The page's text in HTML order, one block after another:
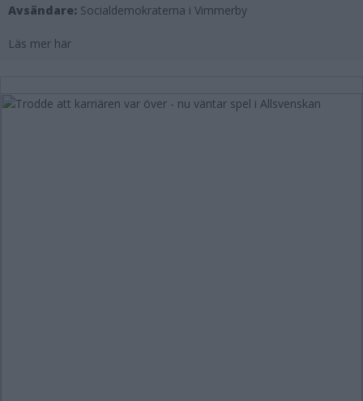
Avsändare: Socialdemokraterna i Vimmerby
Läs mer här